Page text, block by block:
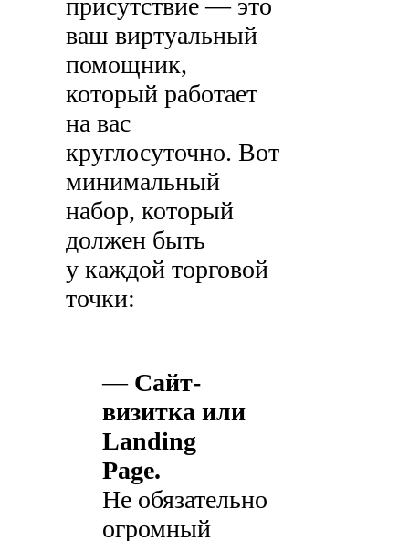
присутствие — это
ваш виртуальный
помощник,
который работает
на вас
круглосуточно. Вот
минимальный
набор, который
должен быть
у каждой торговой
точки:
— Сайт-
визитка или
Landing
Page.
Не обязательно
огромный